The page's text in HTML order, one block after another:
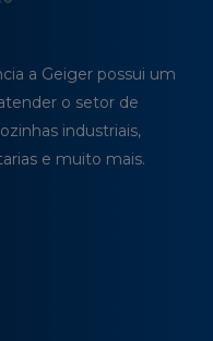
a Geiger possui um
o setor de
industriais,
e muito mais.